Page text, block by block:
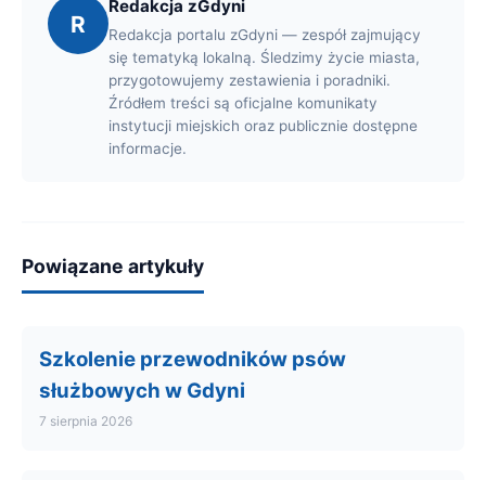
R
Redakcja zGdyni
Redakcja portalu zGdyni — zespół zajmujący
się tematyką lokalną. Śledzimy życie miasta,
przygotowujemy zestawienia i poradniki.
Źródłem treści są oficjalne komunikaty
instytucji miejskich oraz publicznie dostępne
informacje.
Powiązane artykuły
Szkolenie przewodników psów
służbowych w Gdyni
7 sierpnia 2026